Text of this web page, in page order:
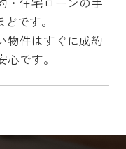
です。
物件はすぐに成約
です。